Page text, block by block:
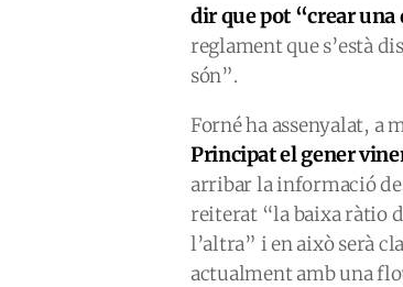
dir que pot “crear
reglament que s’està
són”.
Forné ha assenyalat, a
Principat el gener
arribar la informació
reiterat “la baixa ràtio
l’altra” i en això serà
actualment amb una